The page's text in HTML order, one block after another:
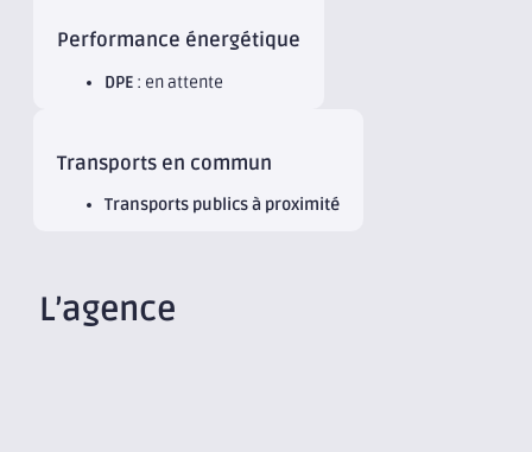
Performance énergétique
DPE : en attente
Transports en commun
Transports publics à proximité
L’agence